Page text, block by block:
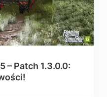
– Patch 1.3.0.0: